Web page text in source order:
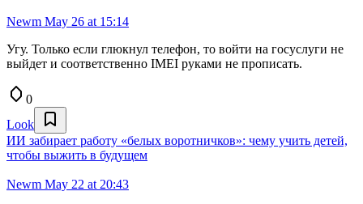
Newm May 26 at 15:14
Угу. Только если глюкнул телефон, то войти на госуслуги не
выйдет и соответственно IMEI руками не прописать.
0
Look
ИИ забирает работу «белых воротничков»: чему учить детей,
чтобы выжить в будущем
Newm May 22 at 20:43